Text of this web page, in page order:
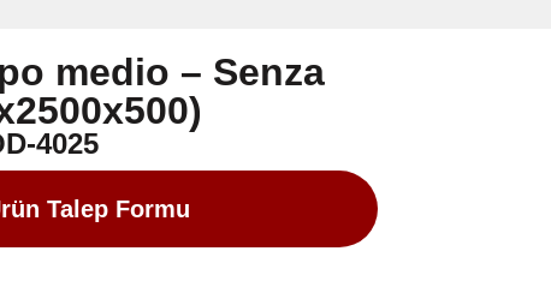
medio – Senza
4025
Talep Formu